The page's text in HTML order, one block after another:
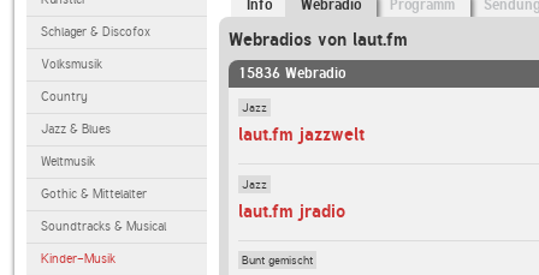
Schlager & Discofox
Volksmusik
Country
Jazz & Blues
Weltmusik
Gothic & Mittelalter
Soundtracks & Musical
Kinder-Musik
Info Webradio Programm
Webradios von laut.fm
15836 Webradio
Jazz
laut.fm jazzwelt
Jazz
laut.fm jradio
Bunt gemischt